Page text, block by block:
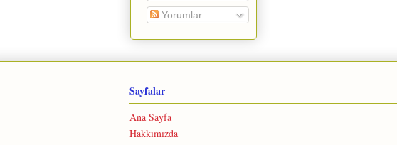
Yorumlar
Sayfalar
Ana Sayfa
Hakkımızda